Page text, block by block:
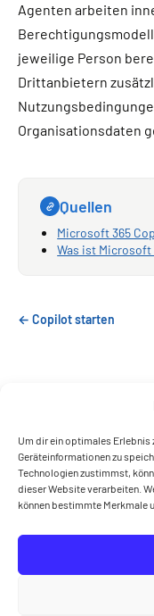
Um dir ein optimales Erlebnis
Geräteinformationen zu
Technologien zustimmst,
dieser Website verarbeiten.
können bestimmte Merkmale
Agenten arbeiten
jeweilige Person
Drittanbietern
Organisationsdaten
Quellen
Microsoft 365
Was ist Microsoft
← Copilot starten
Ein Lern- und